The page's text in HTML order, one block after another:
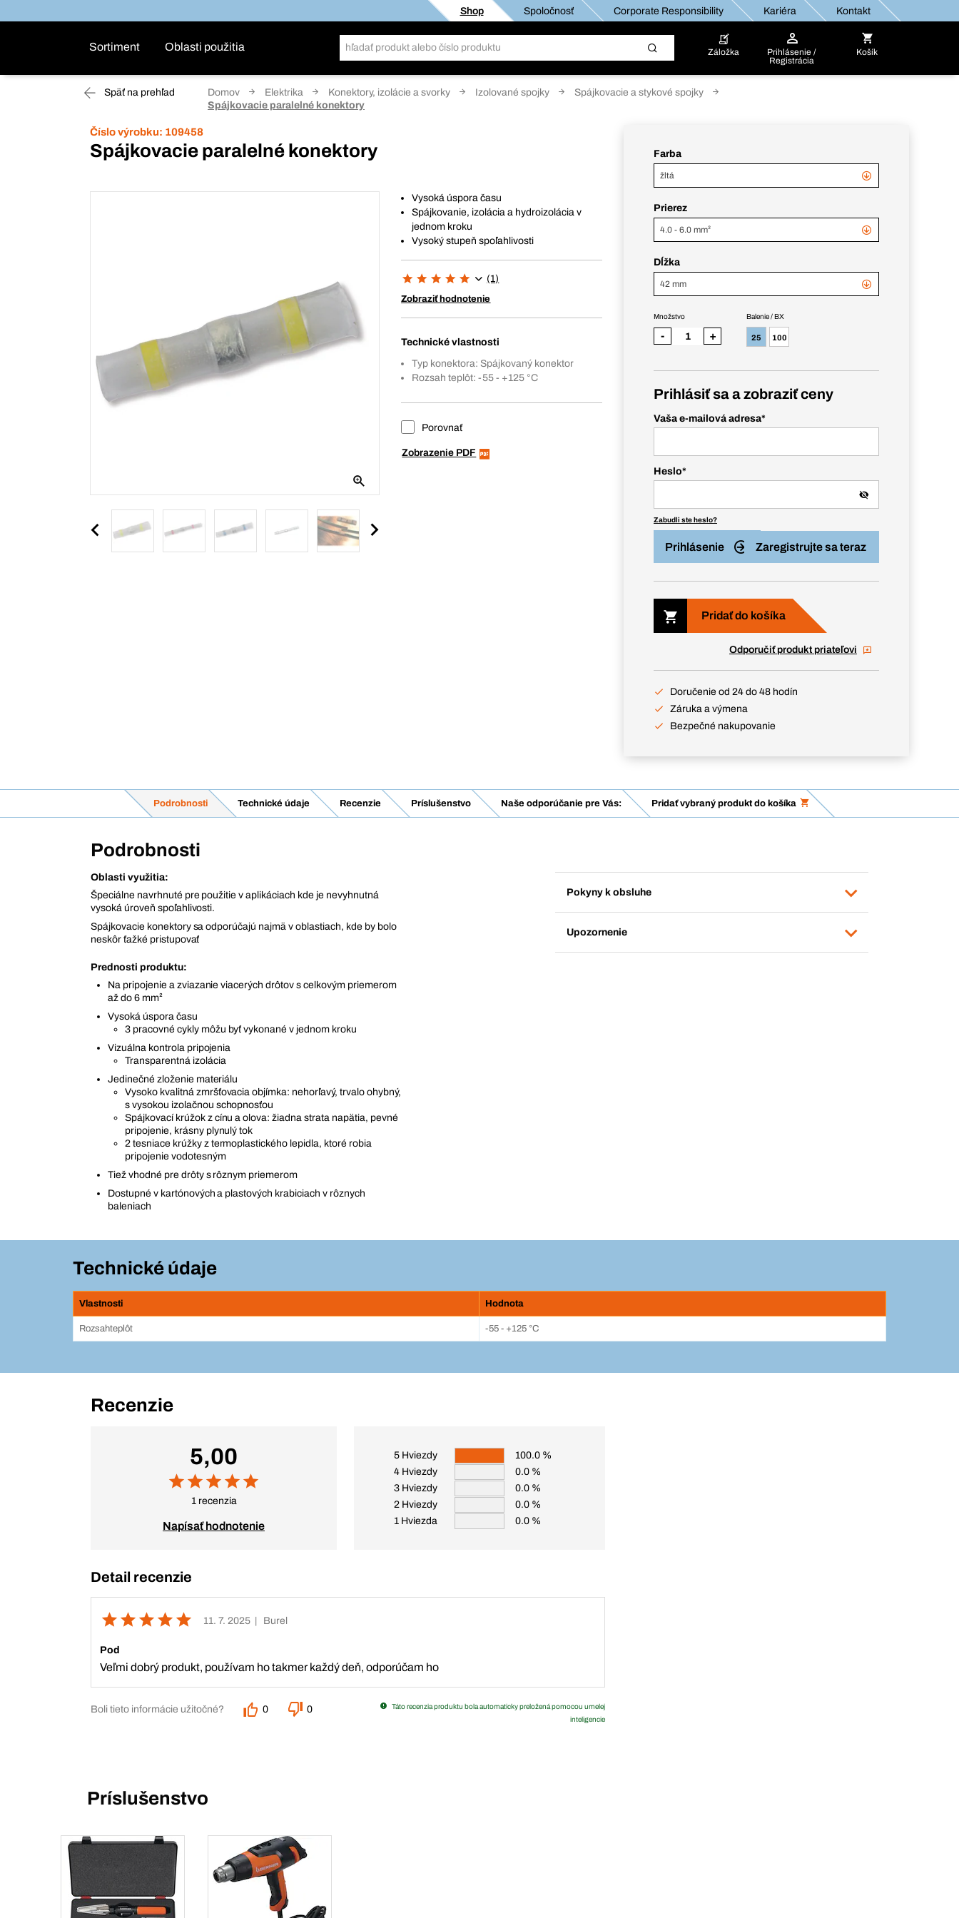
Shop Spoločnosť Corporate Responsibility Kariéra Kontakt
Sortiment Oblasti použitia Záložka
Prihlásenie /
Registrácia
Košík
Späť na prehľad Domov Elektrika Konektory, izolácie a svorky Izolované spojky
Spájkovacie a stykové spojky
Spájkovacie paralelné konektory
Číslo výrobku: 109458
Spájkovacie paralelné konektory
Vysoká úspora času
Spájkovanie, izolácia a hydroizolácia v
jednom kroku
Vysoký stupeň spoľahlivosti
(1)
Zobraziť hodnotenie
Technické vlastnosti
Typ konektora: Spájkovaný konektor
Rozsah teplôt: -55 - +125 °C
Porovnať
Zobrazenie PDF
Farba
žltá
Prierez
4.0 - 6.0 mm²
Dĺžka
42 mm
Balenie / BX
25 100
Množstvo
- +
Prihlásiť sa a zobraziť ceny
Vaša e-mailová adresa*
Heslo*
Zabudli ste heslo?
Prihlásenie Zaregistrujte sa teraz
Pridať do košíka
Odporučiť produkt priateľovi
Doručenie od 24 do 48 hodín
Záruka a výmena
Bezpečné nakupovanie
Podrobnosti Technické údaje Recenzie Príslušenstvo Naše odporúčanie pre Vás: Pridať vybraný produkt do košíka
Podrobnosti
Oblasti využitia:
Špeciálne navrhnuté pre použitie v aplikáciach kde je nevyhnutná
vysoká úroveň spoľahlivosti.
Spájkovacie konektory sa odporúčajú najmä v oblastiach, kde by bolo
neskôr ťažké pristupovať
Prednosti produktu:
Na pripojenie a zviazanie viacerých drôtov s celkovým priemerom
až do 6 mm²
Vysoká úspora času
3 pracovné cykly môžu byť vykonané v jednom kroku
Vizuálna kontrola pripojenia
Transparentná izolácia
Jedinečné zloženie materiálu
Vysoko kvalitná zmršťovacia objímka: nehorľavý, trvalo ohybný,
s vysokou izolačnou schopnosťou
Spájkovací krúžok z cínu a olova: žiadna strata napätia, pevné
pripojenie, krásny plynulý tok
2 tesniace krúžky z termoplastického lepidla, ktoré robia
pripojenie vodotesným
Tiež vhodné pre drôty s rôznym priemerom
Dostupné v kartónových a plastových krabiciach v rôznych
baleniach
Pokyny k obsluhe
Upozornenie
Technické údaje
Vlastnosti Hodnota
Rozsahteplôt -55 - +125 °C
Recenzie
5,00
1 recenzia
Napísať hodnotenie
5 Hviezdy
100.0 %
4 Hviezdy
0.0 %
3 Hviezdy
0.0 %
2 Hviezdy
0.0 %
1 Hviezda
0.0 %
Detail recenzie
11. 7. 2025 | Burel
Pod
Veľmi dobrý produkt, používam ho takmer každý deň, odporúčam ho
Boli tieto informácie užitočné? 0 0
Táto recenzia produktu bola automaticky preložená pomocou umelej
inteligencie
Príslušenstvo